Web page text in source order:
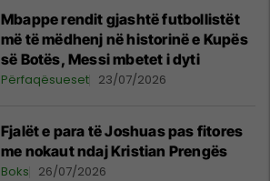
Mbappe rendit gjashtë futbollistët
më të mëdhenj në historinë e Kupës
së Botës, Messi mbetet i dyti
Përfaqësueset 23/07/2026
Fjalët e para të Joshuas pas fitores
me nokaut ndaj Kristian Prengës
Boks 26/07/2026